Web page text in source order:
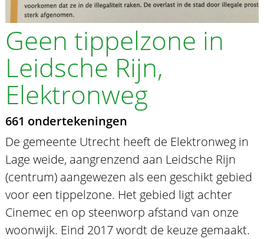
Geen tippelzone in
Leidsche Rijn,
Elektronweg
661 ondertekeningen
De gemeente Utrecht heeft de Elektronweg in
Lage weide, aangrenzend aan Leidsche Rijn
(centrum) aangewezen als een geschikt gebied
voor een tippelzone. Het gebied ligt achter
Cinemec en op steenworp afstand van onze
woonwijk. Eind 2017 wordt de keuze gemaakt.